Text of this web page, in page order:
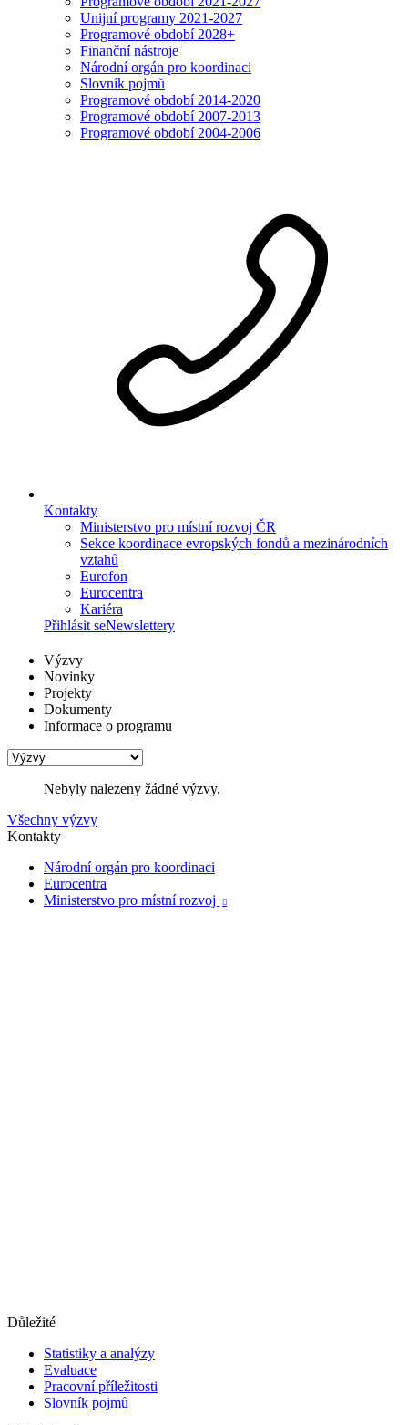
Unijní programy 2021-2027
Programové období 2028+
Finanční nástroje
Národní orgán pro koordinaci
Slovník pojmů
Programové období 2014-2020
Programové období 2007-2013
Programové období 2004-2006
Kontakty
Ministerstvo pro místní rozvoj ČR
Sekce koordinace evropských fondů a mezinárodních
vztahů
Eurofon
Eurocentra
Kariéra
Přihlásit seNewslettery
Výzvy
Novinky
Projekty
Dokumenty
Informace o programu
Nebyly nalezeny žádné výzvy.
Všechny výzvy
Kontakty
Národní orgán pro koordinaci
Eurocentra
Ministerstvo pro místní rozvoj

Důležité
Statistiky a analýzy
Evaluace
Pracovní příležitosti
Slovník pojmů